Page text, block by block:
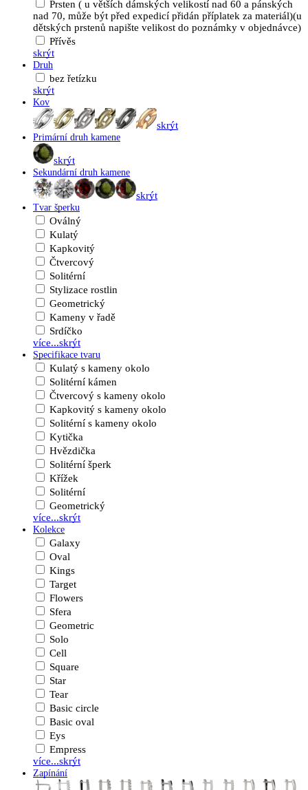
Prsten ( u větších dámských velikostí nad 60 a pánských
nad 70, může být před expedicí přidán příplatek za materiál)(u
dětských prstenů napište velikost do poznámky v objednávce)
Přívěs
skrýt
Druh
bez řetízku
skrýt
Kov
skrýt
Primární druh kamene
skrýt
Sekundární druh kamene
skrýt
Tvar šperku
Oválný
Kulatý
Kapkovitý
Čtvercový
Solitérní
Stylizace rostlin
Geometrický
Kameny v řadě
Srdíčko
více...skrýt
Specifikace tvaru
Kulatý s kameny okolo
Solitérní kámen
Čtvercový s kameny okolo
Kapkovitý s kameny okolo
Solitérní s kameny okolo
Kytička
Hvězdička
Solitérní šperk
Křížek
Solitérní
Geometrický
více...skrýt
Kolekce
Galaxy
Oval
Kings
Target
Flowers
Sfera
Geometric
Solo
Cell
Square
Star
Tear
Basic circle
Basic oval
Eys
Empress
více...skrýt
Zapínání